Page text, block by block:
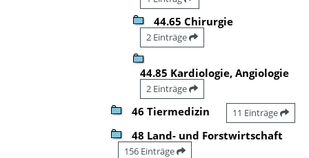
44.65 Chirurgie
2 Einträge
44.85 Kardiologie, Angiologie
2 Einträge
46 Tiermedizin 11 Einträge
48 Land- und Forstwirtschaft
156 Einträge